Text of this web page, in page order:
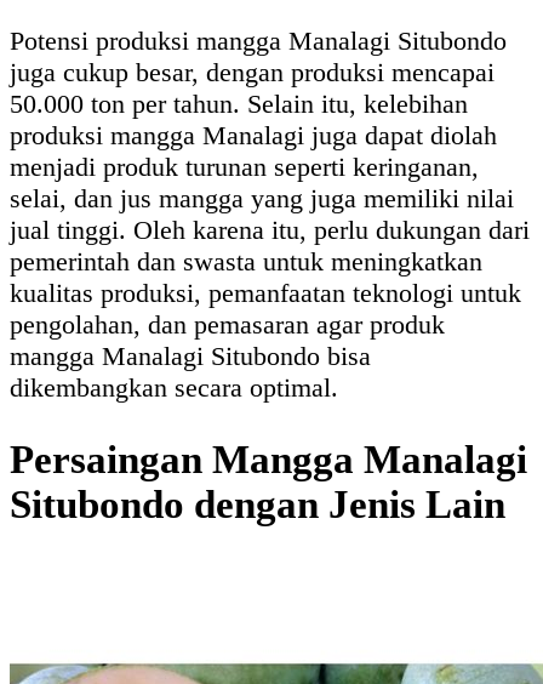
Potensi produksi mangga Manalagi Situbondo
juga cukup besar, dengan produksi mencapai
50.000 ton per tahun. Selain itu, kelebihan
produksi mangga Manalagi juga dapat diolah
menjadi produk turunan seperti keringanan,
selai, dan jus mangga yang juga memiliki nilai
jual tinggi. Oleh karena itu, perlu dukungan dari
pemerintah dan swasta untuk meningkatkan
kualitas produksi, pemanfaatan teknologi untuk
pengolahan, dan pemasaran agar produk
mangga Manalagi Situbondo bisa
dikembangkan secara optimal.
Persaingan Mangga Manalagi
Situbondo dengan Jenis Lain